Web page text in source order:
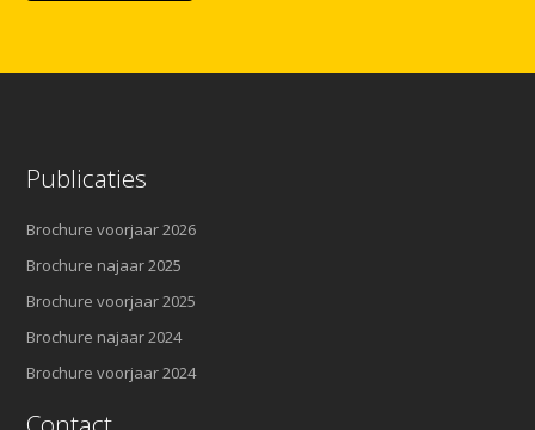
Publicaties
Brochure voorjaar 2026
Brochure najaar 2025
Brochure voorjaar 2025
Brochure najaar 2024
Brochure voorjaar 2024